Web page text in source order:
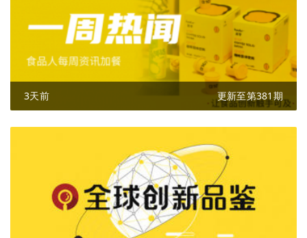
3天前 更新至第381期